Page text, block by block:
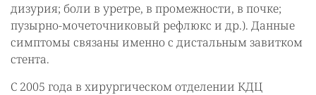
дизурия; боли в уретре, в промежности, в почке;
пузырно-мочеточниковый рефлюкс и др.). Данные
симптомы связаны именно с дистальным завитком
стента.
С 2005 года в хирургическом отделении КДЦ